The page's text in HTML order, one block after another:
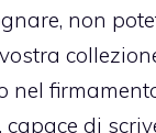
non
nel
di